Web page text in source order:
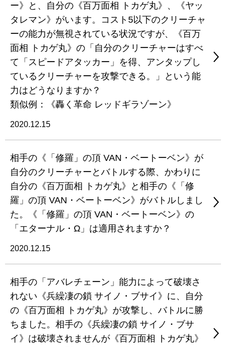
ー》と、自分の《百万面相 トカゲ丸》、《ヤッ
タレマン》がいます。コスト5以下のクリーチャ
ーの能力が無視されている状況ですが、《百万
面相 トカゲ丸》の「自分のクリーチャーはすべ
て「スピードアタッカー」を得、アンタップし
ているクリーチャーを攻撃できる。」という能
力はどうなりますか？
類似例：《轟く革命 レッドギラゾーン》
2020.12.15
相手の《「修羅」の頂 VAN・ベートーベン》が
自分のクリーチャーとバトルする際、かわりに
自分の《百万面相 トカゲ丸》と相手の《「修
羅」の頂 VAN・ベートーベン》がバトルしまし
た。《「修羅」の頂 VAN・ベートーベン》の
「エターナル・Ω」は適用されますか？
2020.12.15
相手の「アバレチェーン」能力によって破壊さ
れない《兵繰凄の鎖 サイノ・ブサイ》に、自分
の《百万面相 トカゲ丸》が攻撃し、バトルに勝
ちました。相手の《兵繰凄の鎖 サイノ・ブサ
イ》は破壊されませんが《百万面相 トカゲ丸》